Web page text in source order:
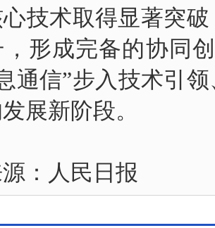
技术取得显著突
形成完备的协同
通信”步入技术引
展新阶段。
： 人民日报